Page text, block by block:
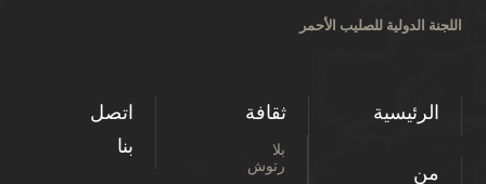
اللجنة الدولية للصليب الأحمر
الرئيسية
من
ثقافة
بلا
رتوش
اتصل
بنا